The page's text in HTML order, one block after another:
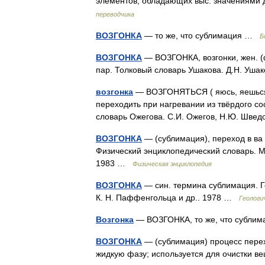
переводчика
ВОЗГОНКА — то же, что сублимация …
ВОЗГОНКА — ВОЗГОНКА, возгонки, жен.
пар. Толковый словарь Ушакова. Д.Н.
возгонка — ВОЗГОНЯТЬСЯ ( яюсь, яешься,
переходить при нагревании из твёрдого
словарь Ожегова. С.И. Ожегов, Н.Ю.
ВОЗГОНКА — (сублимация), переход в ва
Физический энциклопедический
1983 …
Физическая энциклопедия
ВОЗГОНКА — син. термина сублимация.
К. Н. Паффенгольца и др.. 1978 …
Возгонка — ВОЗГОНКА, то же, что
ВОЗГОНКА — (сублимация) процесс
жидкую фазу; используется для очистки